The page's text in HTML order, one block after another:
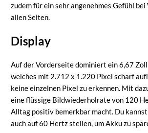
zudem für ein sehr angenehmes Gefühl
allen Seiten.
Display
Auf der Vorderseite dominiert ein 6,67
welches mit 2.712 x 1.220 Pixel scharf
keine einzelnen Pixel zu erkennen. Mit
eine flüssige Bildwiederholrate von 120
Alltag positiv bemerkbar macht. Du
auch auf 60 Hertz stellen, um Akku zu